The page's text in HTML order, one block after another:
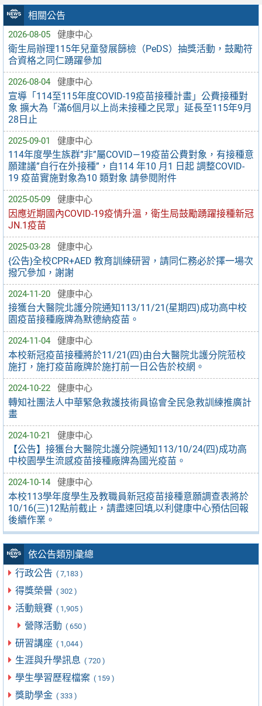
相關公告
2026-08-05 健康中心
衛生局辦理115年兒童發展篩檢（PeDS）抽獎活動，鼓勵符
合資格之同仁踴躍參加
2026-08-04 健康中心
宣導「114至115年度COVID-19疫苗接種計畫」公費接種對
象 擴大為「滿6個月以上尚未接種之民眾」延長至115年9月
28日止
2025-09-01 健康中心
114年度學生族群”非”屬COVID—19疫苗公費對象，有接種意
願建議”自行在外接種”，自114 年10 月1 日起 調整COVID-
19 疫苗實施對象為10 類對象 請參閱附件
2025-05-09 健康中心
因應近期國內COVID-19疫情升溫，衛生局鼓勵踴躍接種新冠
JN.1疫苗
2025-03-28 健康中心
{公告}全校CPR+AED 教育訓練研習，請同仁務必於擇一場次
撥冗參加，謝謝
2024-11-20 健康中心
接獲台大醫院北護分院通知113/11/21(星期四)成功高中校
園疫苗接種廠牌為默德納疫苗。
2024-11-04 健康中心
本校新冠疫苗接種將於11/21(四)由台大醫院北護分院蒞校
施打，施打疫苗廠牌於施打前一日公告於校網。
2024-10-22 健康中心
轉知社團法人中華緊急救護技術員協會全民急救訓練推廣計
畫
2024-10-21 健康中心
【公告】接獲台大醫院北護分院通知113/10/24(四)成功高
中校園學生流感疫苗接種廠牌為國光疫苗。
2024-10-14 健康中心
本校113學年度學生及教職員新冠疫苗接種意願調查表將於
10/16(三)12點前截止，請盡速回填,以利健康中心預估回報
後續作業。
依公告類別彙總
行政公告 ( 7,183 )
得獎榮譽 ( 302 )
活動競賽 ( 1,905 )
營隊活動 ( 650 )
研習講座 ( 1,044 )
生涯與升學訊息 ( 720 )
學生學習歷程檔案 ( 159 )
獎助學金 ( 333 )